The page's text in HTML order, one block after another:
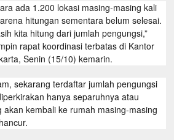
ada 1.200 lokasi masing-masing kali
hitungan sementara belum selesai.
kita hitung dari jumlah pengungsi,”
rapat koordinasi terbatas di Kantor
Senin (15/10) kemarin.
sekarang terdaftar jumlah pengungsi
hanya separuhnya atau
akan kembali ke rumah masing-masing